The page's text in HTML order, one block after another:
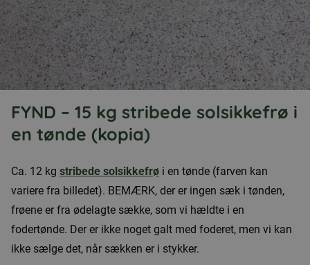
FYND – 15 kg stribede solsikkefrø i
en tønde (kopia)
Ca. 12 kg stribede solsikkefrø i en tønde (farven kan
variere fra billedet). BEMÆRK, der er ingen sæk i tønden,
frøene er fra ødelagte sække, som vi hældte i en
fodertønde. Der er ikke noget galt med foderet, men vi kan
ikke sælge det, når sækken er i stykker.